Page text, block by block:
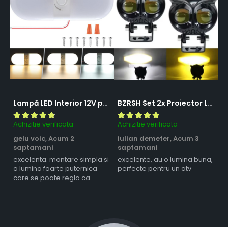
Lampă LED Interior 12V pentru Dubă, Camper și Rulotă - 180LED, 33 cm, 3 Temperaturii de Culoare, Intensitate Reglabilă, Iluminare Compartiment Marfă
Achizitie verificata
gelu voic,Acum 2
saptamani
excelenta. montare simpla si
o lumina foarte puternica
care se poate regla ca
BZRSH Set 2x Proiector LED Bufnita 50W Lupa 2 Faze Alb-Galben 12-24V Moto ATV
Achizitie verificata
iulian demeter,Acum 3
saptamani
excelente, au o lumina buna,
perfecte pentru un atv